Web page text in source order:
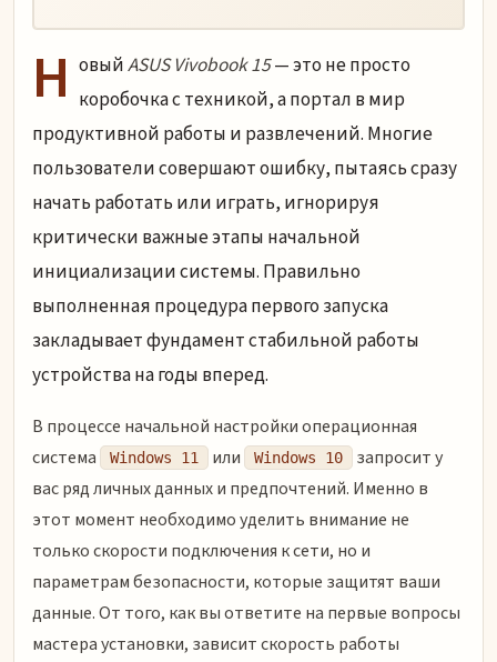
Н овыйASUS Vivobook 15— это не просто
коробочка с техникой, а портал в мир
продуктивной работы и развлечений. Многие
пользователи совершают ошибку, пытаясь сразу
начать работать или играть, игнорируя
критически важные этапы начальной
инициализации системы. Правильно
выполненная процедура первого запуска
закладывает фундамент стабильной работы
устройства на годы вперед.
В процессе начальной настройки операционная
система
Windows 11 или Windows 10
запросит у
вас ряд личных данных и предпочтений. Именно в
этот момент необходимо уделить внимание не
только скорости подключения к сети, но и
параметрам безопасности, которые защитят ваши
данные. От того, как вы ответите на первые вопросы
мастера установки, зависит скорость работы